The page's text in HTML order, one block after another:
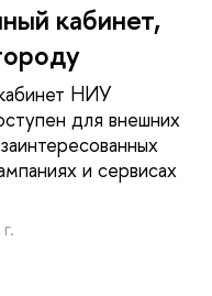
кабинет,
НИУ
для внешних
и сервисах